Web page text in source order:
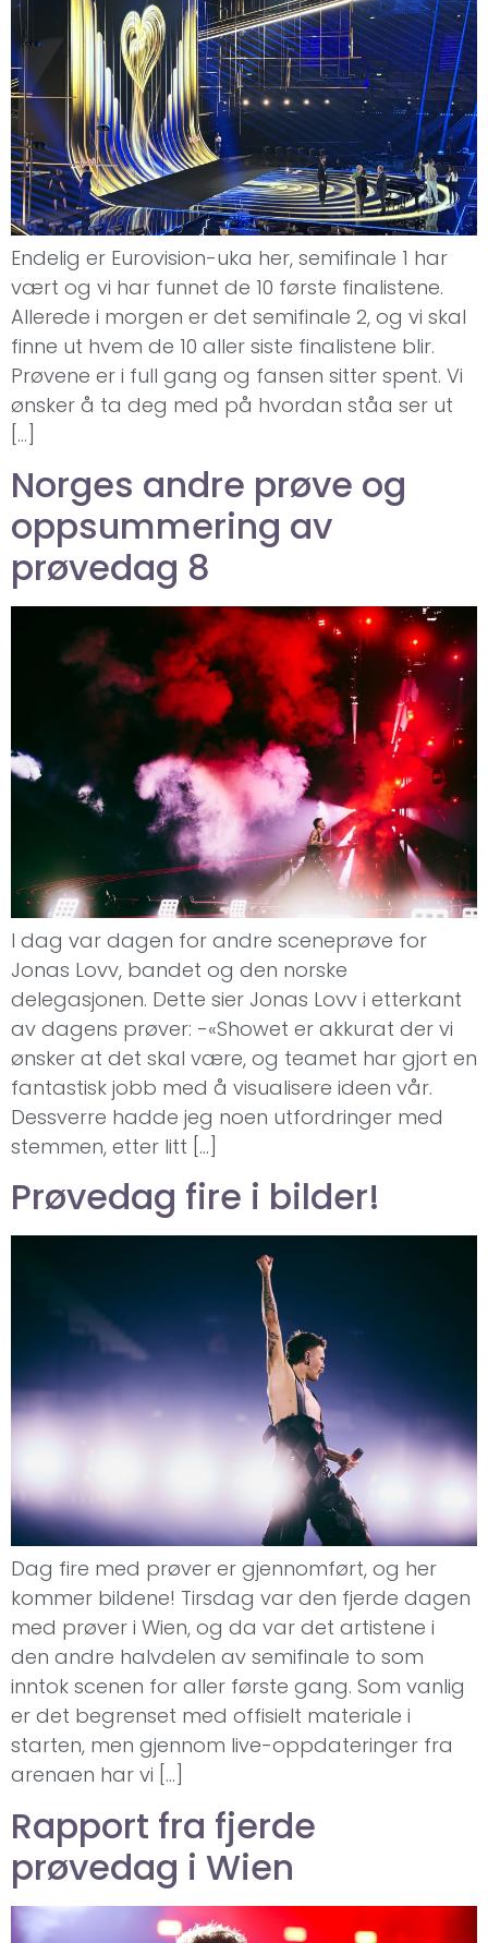
Endelig er Eurovision-uka her, semifinale 1 har
vært og vi har funnet de 10 første finalistene.
Allerede i morgen er det semifinale 2, og vi skal
finne ut hvem de 10 aller siste finalistene blir.
Prøvene er i full gang og fansen sitter spent. Vi
ønsker å ta deg med på hvordan ståa ser ut
[…]
Norges andre prøve og
oppsummering av
prøvedag 8
I dag var dagen for andre sceneprøve for
Jonas Lovv, bandet og den norske
delegasjonen. Dette sier Jonas Lovv i etterkant
av dagens prøver: -«Showet er akkurat der vi
ønsker at det skal være, og teamet har gjort en
fantastisk jobb med å visualisere ideen vår.
Dessverre hadde jeg noen utfordringer med
stemmen, etter litt […]
Prøvedag fire i bilder!
Dag fire med prøver er gjennomført, og her
kommer bildene! Tirsdag var den fjerde dagen
med prøver i Wien, og da var det artistene i
den andre halvdelen av semifinale to som
inntok scenen for aller første gang. Som vanlig
er det begrenset med offisielt materiale i
starten, men gjennom live-oppdateringer fra
arenaen har vi […]
Rapport fra fjerde
prøvedag i Wien